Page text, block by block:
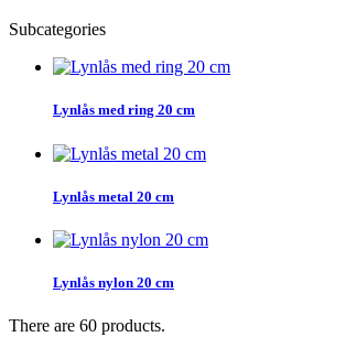
Subcategories
Lynlås med ring 20 cm
Lynlås metal 20 cm
Lynlås nylon 20 cm
There are 60 products.